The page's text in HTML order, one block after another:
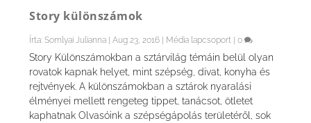
Story különszámok
Írta:Somlyai Julianna |Aug 23, 2016 | Média lapcsoport |0
Story Különszámokban a sztárvilág témáin belül olyan
rovatok kapnak helyet, mint szépség, divat, konyha és
rejtvények. A különszámokban a sztárok nyaralási
élményei mellett rengeteg tippet, tanácsot, ötletet
kaphatnak Olvasóink a szépségápolás területéről, sok